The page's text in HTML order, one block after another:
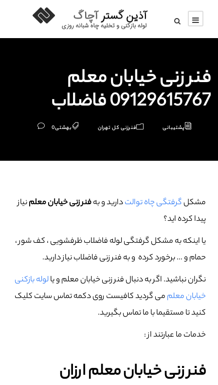
فنر زنی خیابان معلم
09129615767 فاضلاب
پشتیبانی فنرزنی کل تهران بهشتی0
مشکلگرفتگی چاه توالتدارید و بهفنر زنی خیابان معلمنیاز
پیدا کرده اید؟
یا اینکه به مشکل گرفتگی لوله فاضلاب ظرفشویی ، کف شور ،
حمام و … برخورد کرده و به فنر زنی فاضلاب نیاز دارید.
نگران نباشید. اگر به دنبال فنر زنی خیابان معلم و یالوله بازکنی
خیابان معلممی گردید کافیست روی دکمه تماس سایت کلیک
کنید تا مستقیما با ما تماس بگیرید.
خدمات ما عبارتند از :
فنر زنی خیابان معلم ارزان